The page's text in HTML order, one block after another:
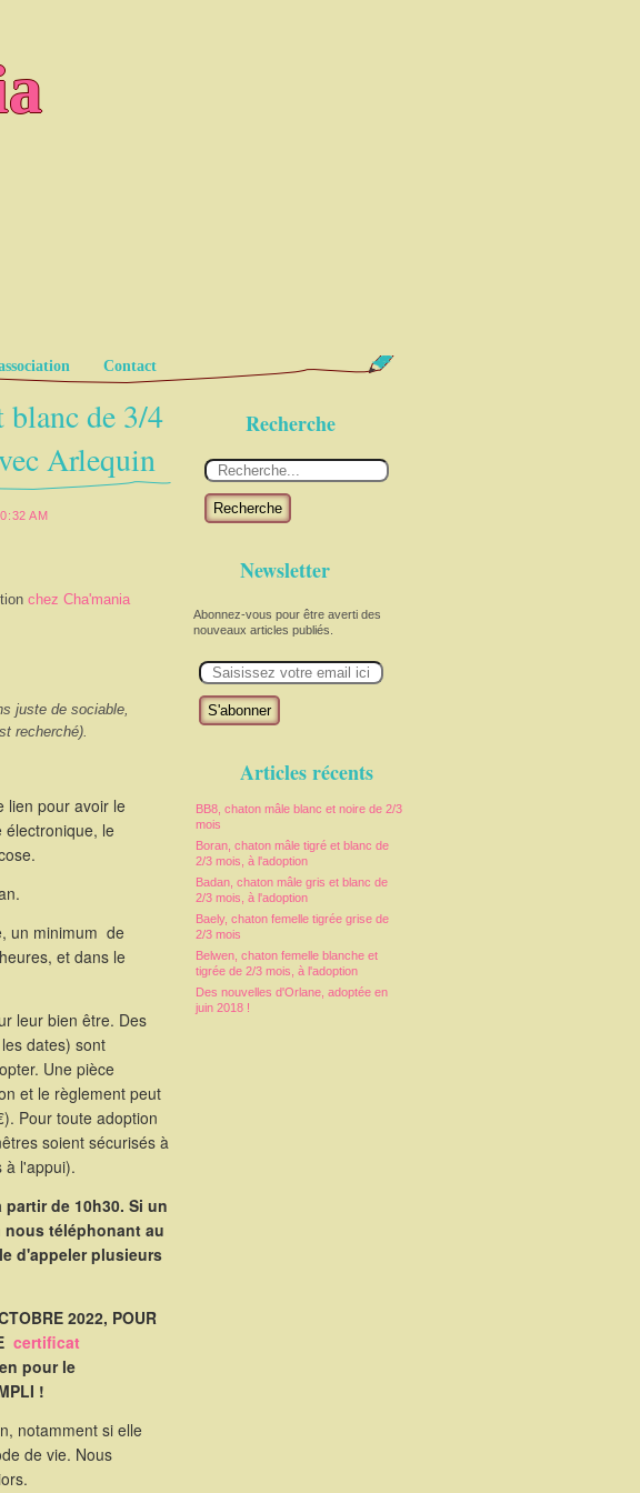
Contact
Recherche
Recherche
Newsletter
Abonnez-vous pour être averti des
nouveaux articles publiés.
m
Articles récents
BB8, chaton mâle blanc et noire de 2/3
mois
Boran, chaton mâle tigré et blanc de
2/3 mois, à l'adoption
Badan, chaton mâle gris et blanc de
2/3 mois, à l'adoption
Baely, chaton femelle tigrée grise de
2/3 mois
Belwen, chaton femelle blanche et
tigrée de 2/3 mois, à l'adoption
Des nouvelles d'Orlane, adoptée en
juin 2018 !
de 3/4
Arlequin
AM
chez Cha'mania
juste de sociable,
recherché).
lien pour avoir le
le
un minimum de
et dans le
leur bien être. Des
dates) sont
Une pièce
et le règlement peut
Pour toute adoption
soient sécurisés à
à l'appui).
partir de 10h30. Si un
téléphonant au
d'appeler plusieurs
2022, POUR
certificat
pour le
!
notamment si elle
de vie. Nous